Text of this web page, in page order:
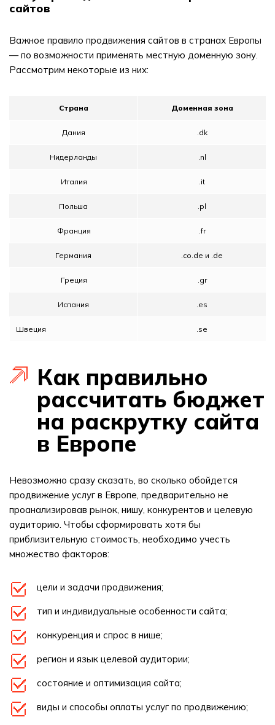
сайтов
Важное правило продвижения сайтов в странах Европы
— по возможности применять местную доменную зону.
Рассмотрим некоторые из них:
Страна Доменная зона
Дания .dk
Нидерланды .nl
Италия .it
Польша .pl
Франция .fr
Германия .co.de и .de
Греция .gr
Испания .es
Швеция .se
Как правильно
рассчитать бюджет
на раскрутку сайта
в Европе
Невозможно сразу сказать, во сколько обойдется
продвижение услуг в Европе, предварительно не
проанализировав рынок, нишу, конкурентов и целевую
аудиторию. Чтобы сформировать хотя бы
приблизительную стоимость, необходимо учесть
множество факторов:
цели и задачи продвижения;
тип и индивидуальные особенности сайта;
конкуренция и спрос в нише;
регион и язык целевой аудитории;
состояние и оптимизация сайта;
виды и способы оплаты услуг по продвижению;